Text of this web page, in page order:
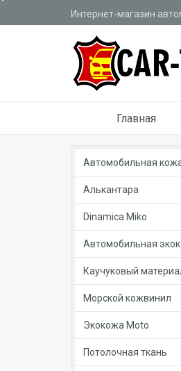
Интернет-магазин
Главная
Автомобильная
Алькантара
Dinamica Miko
Автомобильная
Каучуковый
Морской кожвинил
Экокожа Moto
Потолочная ткань